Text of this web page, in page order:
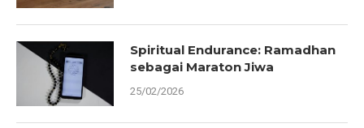
Spiritual Endurance: Ramadhan
sebagai Maraton Jiwa
25/02/2026